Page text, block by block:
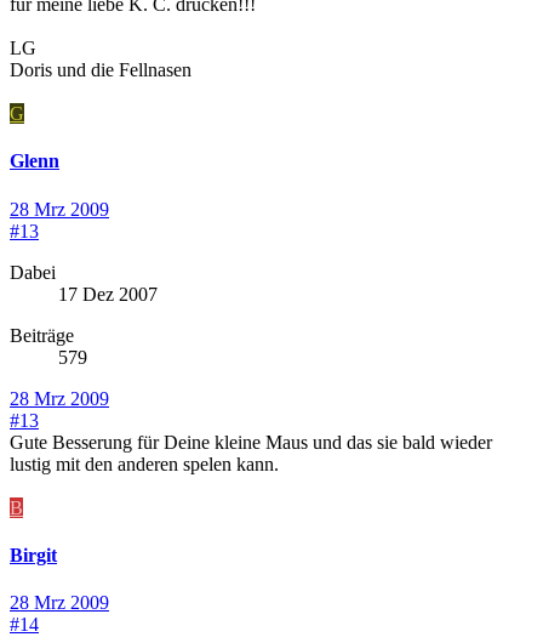
für meine liebe K. C. drücken!!!
LG
Doris und die Fellnasen
G
Glenn
28 Mrz 2009
#13
Dabei
17 Dez 2007
Beiträge
579
28 Mrz 2009
#13
Gute Besserung für Deine kleine Maus und das sie bald wieder
lustig mit den anderen spelen kann.
B
Birgit
28 Mrz 2009
#14